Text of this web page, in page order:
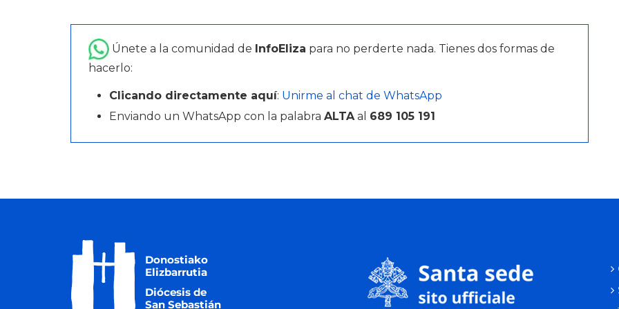
Únete a la comunidad de InfoEliza para no perderte nada. Tienes dos formas de
hacerlo:
Clicando directamente aquí: Unirme al chat de WhatsApp
Enviando un WhatsApp con la palabra ALTAal 689 105 191